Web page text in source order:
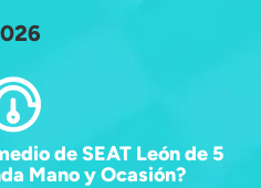
de SEAT León de 5
Mano y Ocasión?